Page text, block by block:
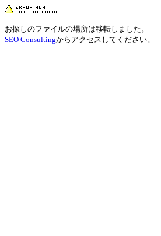
お探しのファイルの場所は移転しました。
SEO Consultingからアクセスしてください。